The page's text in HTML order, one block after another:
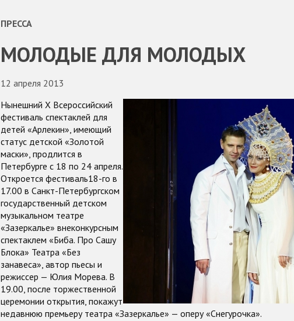
ПРЕССА
МОЛОДЫЕ ДЛЯ МОЛОДЫХ
12 апреля 2013
Нынешний X Всероссийский
фестиваль спектаклей для
детей «Арлекин», имеющий
статус детской «Золотой
маски», продлится в
Петербурге с 18 по 24 апреля.
Откроется фестиваль18-го в
17.00 в Санкт-Петербургском
государственный детском
музыкальном театре
«Зазеркалье» внеконкурсным
спектаклем «Биба. Про Сашу
Блока» Театра «Без
занавеса», автор пьесы и
режиссер — Юлия Морева. В
19.00, после торжественной
церемонии открытия, покажут
недавнюю премьеру театра «Зазеркалье» — оперу «Снегурочка».